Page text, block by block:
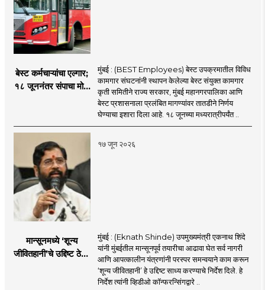
बेस्ट कर्मचाऱ्यांचा एल्गार;
१८ जूननंतर संपाचा मोठा
मुंबई : (BEST Employees) बेस्ट उपक्रमातील विविध
कामगार संघटनांनी स्थापन केलेल्या बेस्ट संयुक्त कामगार
कृती समितीने राज्य सरकार, मुंबई महानगरपालिका आणि
बेस्ट प्रशासनाला प्रलंबित मागण्यांवर तातडीने निर्णय
घेण्याचा इशारा दिला आहे. १८ जूनच्या मध्यरात्रीपर्यंत ..
१७ जून २०२६
मान्सूनमध्ये ‘शून्य
जीवितहानी’चे उद्दिष्ट ठेवून
मुंबई : (Eknath Shinde) उपमुख्यमंत्री एकनाथ शिंदे
यांनी मुंबईतील मान्सूनपूर्व तयारीचा आढावा घेत सर्व नागरी
आणि आपत्कालीन यंत्रणांनी परस्पर समन्वयाने काम करून
‘शून्य जीवितहानी’ हे उद्दिष्ट साध्य करण्याचे निर्देश दिले. हे
निर्देश त्यांनी व्हिडीओ कॉन्फरन्सिंगद्वारे ..